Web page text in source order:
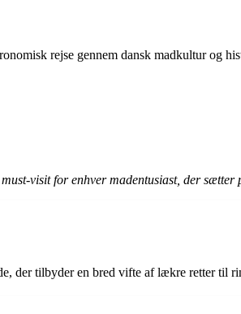
rejse gennem dansk madkultur og
visit for enhver madentusiast, der sætter
der tilbyder en bred vifte af lækre retter til